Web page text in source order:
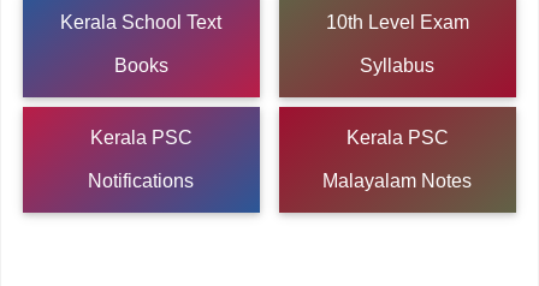
Kerala School Text
Books
10th Level Exam
Syllabus
Kerala PSC
Notifications
Kerala PSC
Malayalam Notes